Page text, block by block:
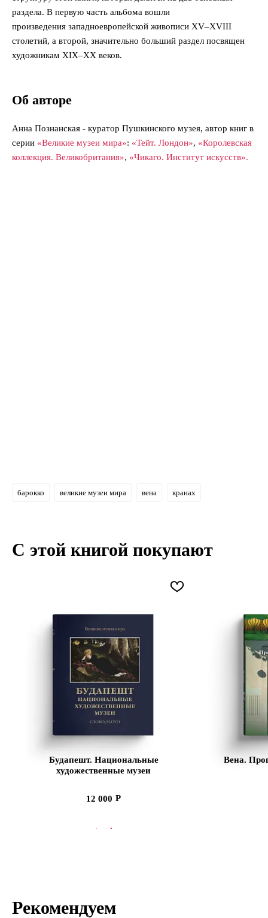
раздела. В первую часть альбома вошли
произведения западноевропейской живописи XV–XVIII
столетий, а второй, значительно больший раздел посвящен
художникам XIX–XX веков.
Об авторе
Анна Познанская - куратор Пушкинского музея, автор книг в
серии «Великие музеи мира»: «Тейт. Лондон», «Королевская
коллекция. Великобритания», «Чикаго. Институт искусств».
барокко великие музеи мира вена кранах
С этой книгой покупают
Будапешт. Национальные
художественные музеи
12 000
В КОРЗИНУ
Вена.
Рекомендуем